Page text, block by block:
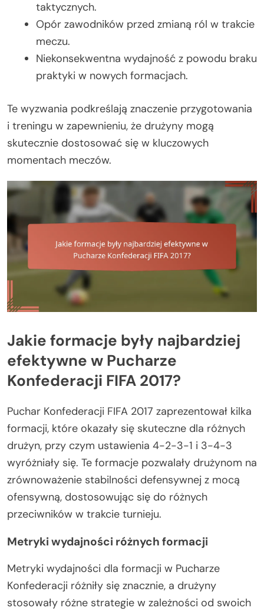
taktycznych.
Opór zawodników przed zmianą ról w trakcie
meczu.
Niekonsekwentna wydajność z powodu braku
praktyki w nowych formacjach.
Te wyzwania podkreślają znaczenie przygotowania
i treningu w zapewnieniu, że drużyny mogą
skutecznie dostosować się w kluczowych
momentach meczów.
Jakie formacje były najbardziej
efektywne w Pucharze
Konfederacji FIFA 2017?
Puchar Konfederacji FIFA 2017 zaprezentował kilka
formacji, które okazały się skuteczne dla różnych
drużyn, przy czym ustawienia 4-2-3-1 i 3-4-3
wyróżniały się. Te formacje pozwalały drużynom na
zrównoważenie stabilności defensywnej z mocą
ofensywną, dostosowując się do różnych
przeciwników w trakcie turnieju.
Metryki wydajności różnych formacji
Metryki wydajności dla formacji w Pucharze
Konfederacji różniły się znacznie, a drużyny
stosowały różne strategie w zależności od swoich